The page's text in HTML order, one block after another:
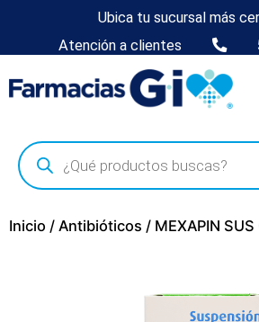
Ubica tu sucursal más
Atención a clientes
Inicio / Antibióticos / MEXAPIN